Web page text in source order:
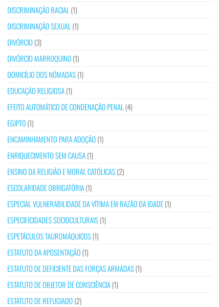
DISCRIMINAÇÃO RACIAL (1)
DISCRIMINAÇÃO SEXUAL (1)
DIVÓRCIO (3)
DIVÓRCIO MARROQUINO (1)
DOMICÍLIO DOS NÓMADAS(1)
EDUCAÇÃO RELIGIOSA(1)
EFEITO AUTOMÁTICO DE CONDENAÇÃO PENAL (4)
EGIPTO (1)
ENCAMINHAMENTO PARA ADOÇÃO (1)
ENRIQUECIMENTO SEM CAUSA(1)
ENSINO DA RELIGIÃO E MORAL CATÓLICAS(2)
ESCOLARIDADE OBRIGATÓRIA(1)
ESPECIAL VULNERABILIDADE DA VÍTIMA EM RAZÃO DA IDADE(1)
ESPECIFICIDADES SOCIOCULTURAIS(1)
ESPETÁCULOS TAUROMÁQUICOS(1)
ESTATUTO DA APOSENTAÇÃO (1)
ESTATUTO DE DEFICIENTE DAS FORÇAS ARMADAS(1)
ESTATUTO DE OBJETOR DE CONSCIÊNCIA(1)
ESTATUTO DE REFUGIADO (2)